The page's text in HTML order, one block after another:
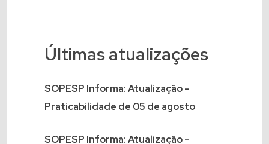
Últimas atualizações
SOPESP Informa: Atualização –
Praticabilidade de 05 de agosto
SOPESP Informa: Atualização –